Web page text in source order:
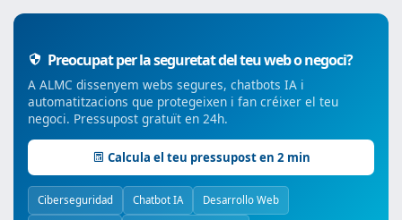
Preocupat per la seguretat del teu web o negoci?
A ALMC dissenyem webs segures, chatbots IA i
automatitzacions que protegeixen i fan créixer el teu
negoci. Pressupost gratuït en 24h.
Calcula el teu pressupost en 2 min
Ciberseguridad Chatbot IA Desarrollo Web